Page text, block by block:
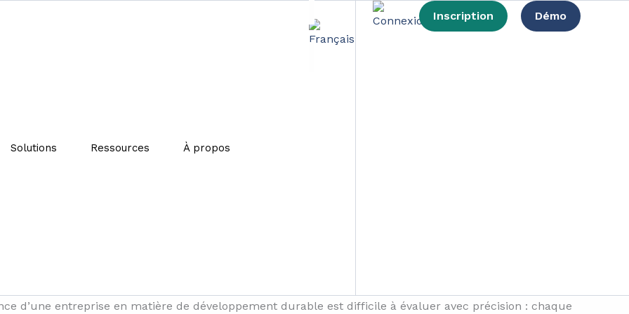
Solutions Ressources À propos
Inscription Démo
d’une entreprise en matière de développement durable est difficile à évaluer avec précision : chaque